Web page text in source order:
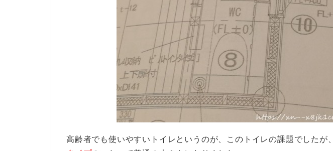
高齢者でも使いやすいトイレというのが、このトイレの課題でしたが、